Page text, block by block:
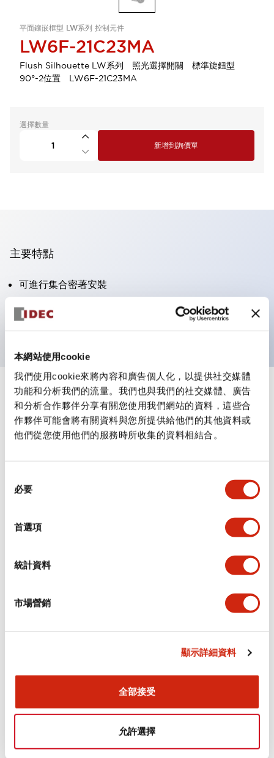
本網站使用cookie
我們使用cookie來將內容和廣告個人化，以提供社交媒體
功能和分析我們的流量。我們也與我們的社交媒體、廣告
和分析合作夥伴分享有關您使用我們網站的資料，這些合
作夥伴可能會將有關資料與您所提供給他們的其他資料或
他們從您使用他們的服務時所收集的資料相結合。
必要
首選項
統計資料
市場營銷
顯示詳細資料
全部接受
允許選擇
平面鑲嵌框型 LW系列 控制元件
LW6F-21C23MA
Flush Silhouette LW系列 照光選擇開關 標準旋鈕型
90°-2位置 LW6F-21C23MA
選擇數量
新增到詢價單
主要特點
可進行集合密著安裝
附鎖選擇開關採用高安全性的彈子鎖結構
防護結構為IP65（IEC60529）
規格 顯示全部
審美規範
環境規範
功能規格
Flush Silhouette LW系列 控制元件 (英文版)